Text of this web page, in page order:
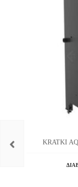
KRATKI